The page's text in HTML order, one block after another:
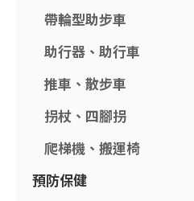
帶輪型助步車
助行器、助行車
推車、散步車
拐杖、四腳拐
爬梯機、搬運椅
預防保健